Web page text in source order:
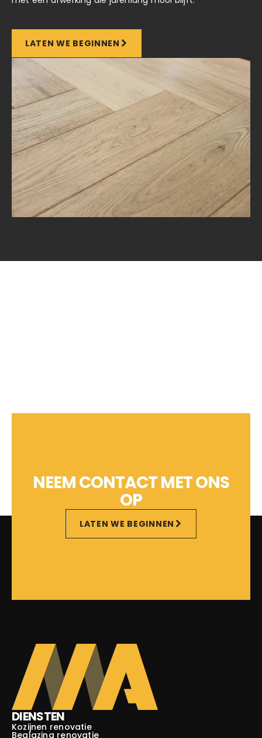
LATEN WE BEGINNEN
NEEM CONTACT MET ONS
OP
LATEN WE BEGINNEN
DIENSTEN
Kozijnen renovatie
Beglazing renovatie